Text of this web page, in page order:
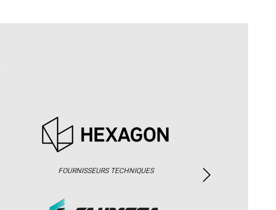
FOURNISSEURS TECHNIQUES